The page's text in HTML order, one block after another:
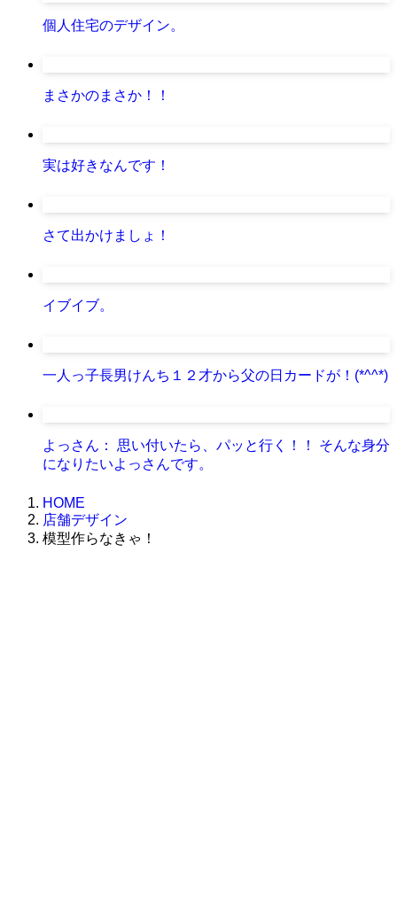
個人住宅のデザイン。
まさかのまさか！！
実は好きなんです！
さて出かけましょ！
イブイブ。
一人っ子長男けんち１２才から父の日カードが！(*^^*)
よっさん： 思い付いたら、パッと行く！！ そんな身分
になりたいよっさんです。
HOME
店舗デザイン
模型作らなきゃ！